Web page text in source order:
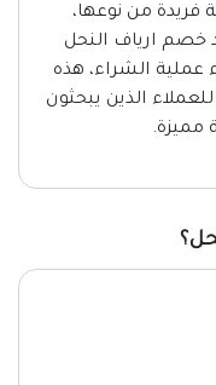
فريدة من نوعها،
كود خصم ارياف النحل
عملية الشراء، هذه
الذين يبحثون
مميزة.